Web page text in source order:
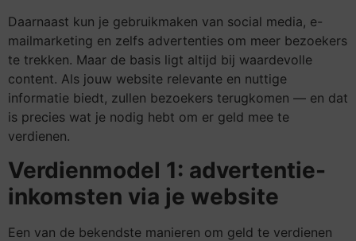
Daarnaast kun je gebruikmaken van social media, e-
mailmarketing en zelfs advertenties om meer bezoekers
te trekken. Maar de basis ligt altijd bij waardevolle
content. Als jouw website relevante en nuttige
informatie biedt, zullen bezoekers terugkomen — en dat
is precies wat je nodig hebt om er geld mee te
verdienen.
Verdienmodel 1: advertentie-
inkomsten via je website
Een van de bekendste manieren om geld te verdienen